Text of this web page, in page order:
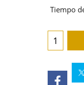
Tiempo